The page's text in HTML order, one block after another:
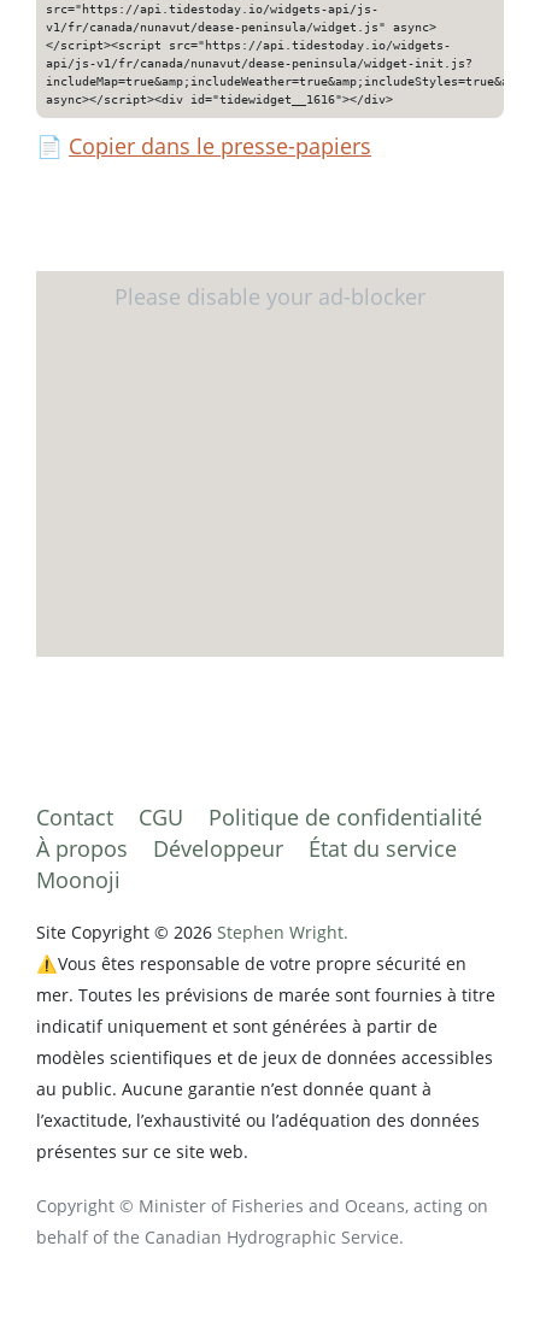
src="https://api.tidestoday.io/widgets-api/js-
v1/fr/canada/nunavut/dease-peninsula/widget.js" async>
</script><script src="https://api.tidestoday.io/widgets-
api/js-v1/fr/canada/nunavut/dease-peninsula/widget-init.js?
async></script><div id="tidewidget__1616"></div>
📄 Copier dans le presse-papiers
Contact CGU
Politique de confidentialité
À propos
Développeur
État du service
Moonoji
Site Copyright © 2026 Stephen Wright.
⚠️Vous êtes responsable de votre propre sécurité en
mer. Toutes les prévisions de marée sont fournies à titre
indicatif uniquement et sont générées à partir de
modèles scientifiques et de jeux de données accessibles
au public. Aucune garantie n’est donnée quant à
l’exactitude, l’exhaustivité ou l’adéquation des données
présentes sur ce site web.
Copyright © Minister of Fisheries and Oceans, acting on
behalf of the Canadian Hydrographic Service.